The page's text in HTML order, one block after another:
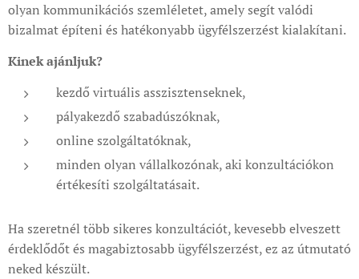
olyan kommunikációs szemléletet, amely segít valódi
bizalmat építeni és hatékonyabb ügyfélszerzést kialakítani.
Kinek ajánljuk?
kezdő virtuális asszisztenseknek,
pályakezdő szabadúszóknak,
online szolgáltatóknak,
minden olyan vállalkozónak, aki konzultációkon
értékesíti szolgáltatásait.
Ha szeretnél több sikeres konzultációt, kevesebb elveszett
érdeklődőt és magabiztosabb ügyfélszerzést, ez az útmutató
neked készült.